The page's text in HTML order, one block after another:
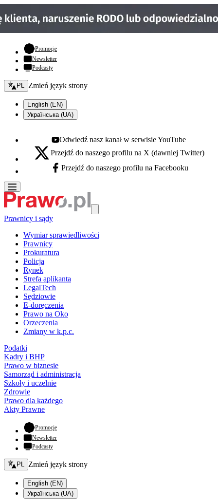
Promocje- otwiera się w nowej karcie
Newsletter
Podcasty
Zmień język - bieżący:
PL Zmień język strony
English (EN)
Українська (UA)
Youtube - otwiera się w nowej karcie
Odwiedź nasz kanał w serwisie YouTube
X - otwiera się w nowej karcie
Przejdź do naszego profilu na X (dawniej Twitter)
Facebook - otwiera się w nowej karcie
Przejdź do naszego profilu na Facebooku
Prawnicy i sądy
Wymiar sprawiedliwości
Prawnicy
Prokuratura
Policja
Rynek
Strefa aplikanta
LegalTech
Sędziowie
E-doręczenia
Prawo na Oko
Orzeczenia
Zmiany w k.p.c.
Podatki
Kadry i BHP
Prawo w biznesie
Samorząd i administracja
Szkoły i uczelnie
Zdrowie
Prawo dla każdego
Akty Prawne
Promocje- otwiera się w nowej karcie
Newsletter
Podcasty
Zmień język - bieżący:
PL Zmień język strony
English (EN)
Українська (UA)